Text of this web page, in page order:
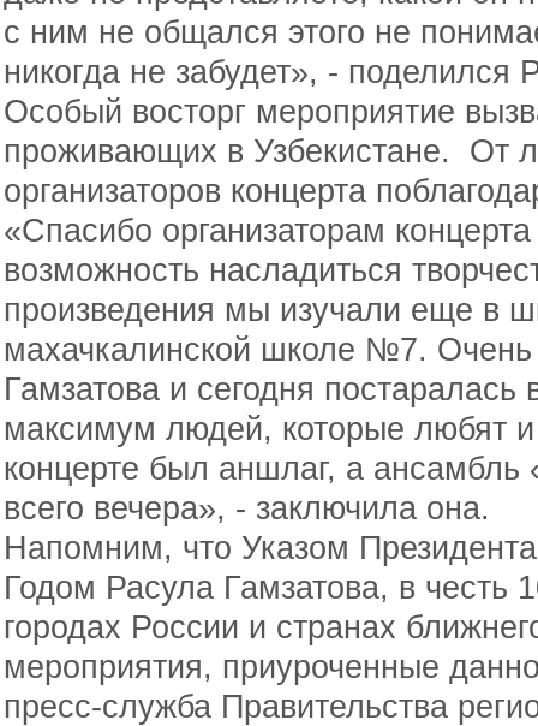
с ним не общался этого не
никогда не забудет», - поделился
Особый восторг мероприятие
проживающих в Узбекистане. От
организаторов концерта
«Спасибо организаторам
возможность насладиться
произведения мы изучали еще в
махачкалинской школе №7.
Гамзатова и сегодня постаралась
максимум людей, которые любят
концерте был аншлаг, а ансамбль
всего вечера», - заключила она.
Напомним, что Указом
Годом Расула Гамзатова, в честь
городах России и странах
мероприятия, приуроченные
пресс-служба Правительства